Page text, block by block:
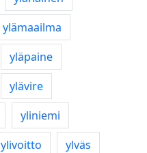
ylämaailma
yläpaine
ylävire
yliniemi
ylivoitto
ylväs